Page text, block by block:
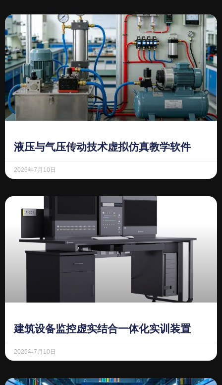
液压与气压传动技术虚拟仿真教学软件
2026年7月10日
建筑设备监控虚实结合一体化实训装置
2026年7月10日